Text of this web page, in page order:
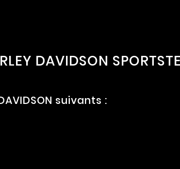
DAVIDSON
suivants :